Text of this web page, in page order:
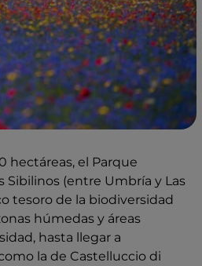
hectáreas, el Parque
Sibilinos (entre Umbría y Las
tesoro de la biodiversidad
húmedas y áreas
hasta llegar a
la de Castelluccio di